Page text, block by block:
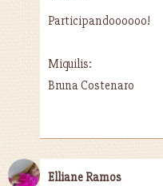
Participandoooooo!
Miquilis:
Bruna Costenaro
Elliane Ramos